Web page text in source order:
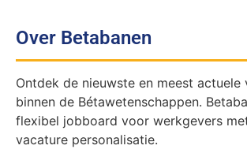
Over Betabanen
Ontdek de nieuwste en meest actuele
binnen de Bétawetenschappen.
flexibel jobboard voor werkgevers
vacature personalisatie.